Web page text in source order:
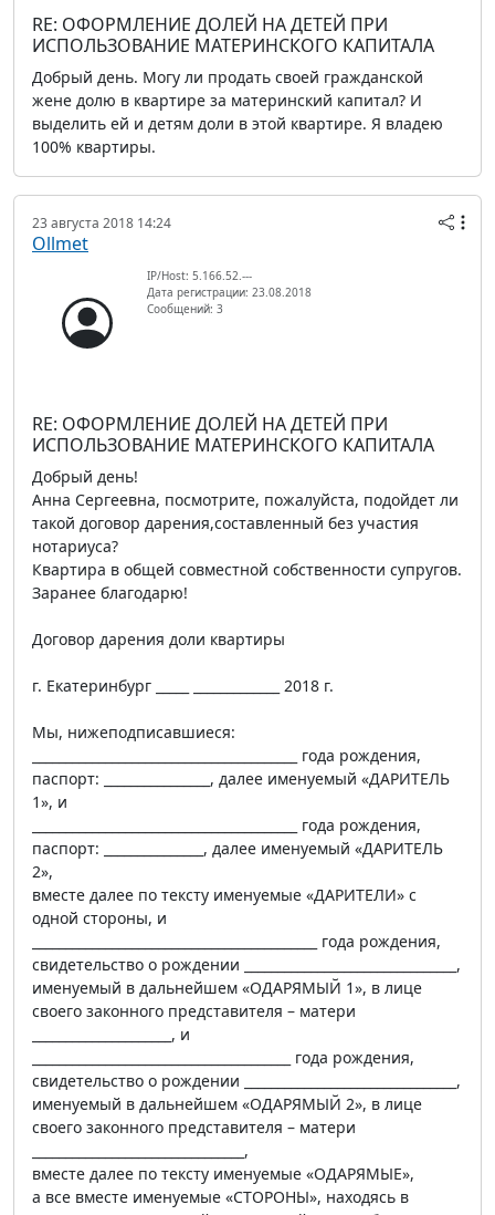
RE: ОФОРМЛЕНИЕ ДОЛЕЙ НА ДЕТЕЙ ПРИ
ИСПОЛЬЗОВАНИЕ МАТЕРИНСКОГО КАПИТАЛА
Добрый день. Могу ли продать своей гражданской
жене долю в квартире за материнский капитал? И
выделить ей и детям доли в этой квартире. Я владею
100% квартиры.
23 августа 2018 14:24
Ollmet
IP/Host: 5.166.52.---
Дата регистрации: 23.08.2018
Сообщений: 3
RE: ОФОРМЛЕНИЕ ДОЛЕЙ НА ДЕТЕЙ ПРИ
ИСПОЛЬЗОВАНИЕ МАТЕРИНСКОГО КАПИТАЛА
Добрый день!
Анна Сергеевна, посмотрите, пожалуйста, подойдет ли
такой договор дарения,составленный без участия
нотариуса?
Квартира в общей совместной собственности супругов.
Заранее благодарю!
Договор дарения доли квартиры
г. Екатеринбург _____ _____________ 2018 г.
Мы, нижеподписавшиеся:
________________________________________ года рождения,
паспорт: ________________, далее именуемый «ДАРИТЕЛЬ
1», и
________________________________________ года рождения,
паспорт: _______________, далее именуемый «ДАРИТЕЛЬ
2»,
вместе далее по тексту именуемые «ДАРИТЕЛИ» с
одной стороны, и
___________________________________________ года рождения,
свидетельство о рождении ________________________________,
именуемый в дальнейшем «ОДАРЯМЫЙ 1», в лице
своего законного представителя – матери
_____________________, и
_______________________________________ года рождения,
свидетельство о рождении ________________________________,
именуемый в дальнейшем «ОДАРЯМЫЙ 2», в лице
своего законного представителя – матери
________________________________,
вместе далее по тексту именуемые «ОДАРЯМЫЕ»,
а все вместе именуемые «СТОРОНЫ», находясь в